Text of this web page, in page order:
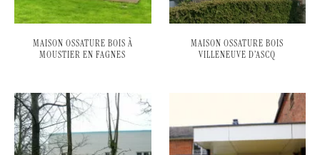
MAISON OSSATURE BOIS À
MOUSTIER EN FAGNES
MAISON OSSATURE BOIS
VILLENEUVE D’ASCQ